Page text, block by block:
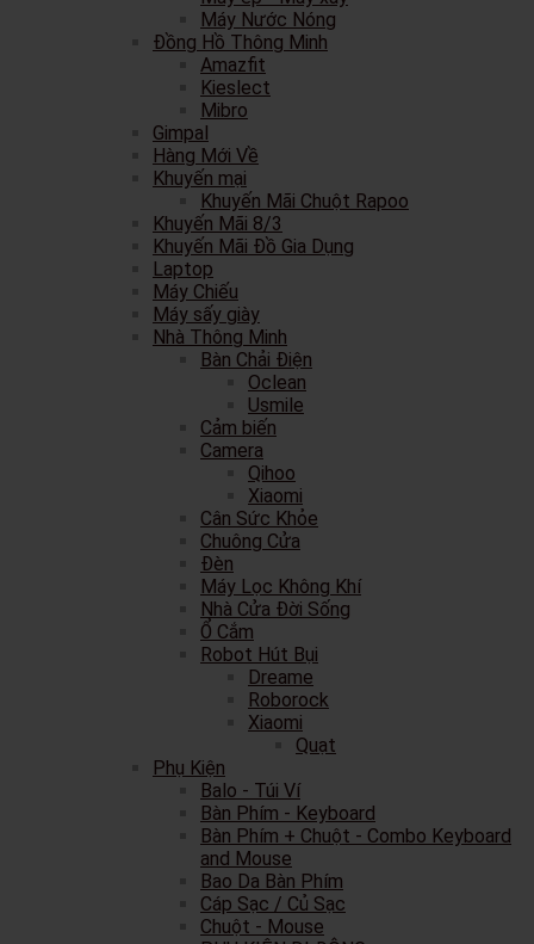
Máy Nước Nóng
Đồng Hồ Thông Minh
Amazfit
Kieslect
Mibro
Gimpal
Hàng Mới Về
Khuyến mại
Khuyến Mãi Chuột Rapoo
Khuyến Mãi 8/3
Khuyến Mãi Đồ Gia Dụng
Laptop
Máy Chiếu
Máy sấy giày
Nhà Thông Minh
Bàn Chải Điện
Oclean
Usmile
Cảm biến
Camera
Qihoo
Xiaomi
Cân Sức Khỏe
Chuông Cửa
Đèn
Máy Lọc Không Khí
Nhà Cửa Đời Sống
Ổ Cắm
Robot Hút Bụi
Dreame
Roborock
Xiaomi
Quạt
Phụ Kiện
Balo - Túi Ví
Bàn Phím - Keyboard
Bàn Phím + Chuột - Combo Keyboard
and Mouse
Bao Da Bàn Phím
Cáp Sạc / Củ Sạc
Chuột - Mouse